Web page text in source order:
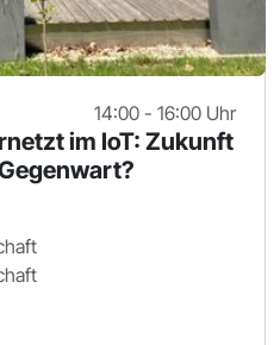
14:00 - 16:00 Uhr
im IoT: Zukunft